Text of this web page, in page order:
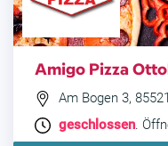
Amigo Pizza
Am Bogen 3,
geschlossen.